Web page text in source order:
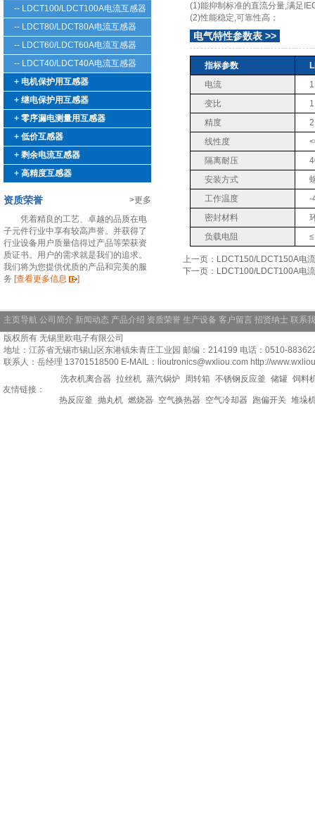
-- LDCT100/LDCT100A电流互感器
-- LDCT80/LDCT80A电流互感器
-- LDCT60/LDCT60A电流互感器
-- LDCT40/LDCT40A电流互感器
+ 电机保护用互感器
+ 继电保护用互感器
+ 零序漏电测量用互感器
+ 低价互感器
+ 剩余电流互感器
+ 高精度互感器
资质荣誉
>更多
凭着精良的工艺、卓越的品质在电
子元件行业中享有较高声誉。并获得了
行业设备用户质量信得过产品等荣获资
质证书。用户的需求就是我们的追求。
我们将为您提供优质的产品和完美的服
务 [查看更多信息 ]
(1)能抑制标准的直流分量,满足
(2)性能稳定,可靠性高；
电气特性参数表 >>
指标参数
电流
变比
精度
2
线性度
隔离耐压
安装方式
工作温度
-
密封材料
负载电阻
上一页：LDCT150/LDCT150A电
下一页：LDCT100/LDCT100A电
主页导航 公司简介 新闻动态 产品介绍 资质荣誉 生产设备 客户留言 招贤纳士 联系
版权所有 无锡里欧电子有限公司
地址：江苏省无锡市锡山区东港镇朱青庄工业园 邮编：214199 电话：0510-
联系人：岳经理 13701518500 E-MAIL：lioutronics@wxliou.com http://
友情链接：
洗衣机离合器 拉丝机 蒸汽锅炉 周转箱 不锈钢反应釜 储罐 饲料
热反应釜 抛丸机 燃烧器 空气换热器 空气冷却器 跑偏开关 堆垛